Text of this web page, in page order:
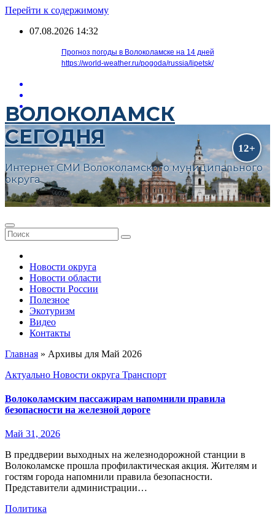
Перейти к содержимому
07.08.2026 14:32
Прогноз погоды в Волоколамске на 14 дней
https://world-weather.ru/pogoda/russia/lipetsk/
ВОЛОКОЛАМСК
СЕГОДНЯ
Интернет СМИ Волоколамского муниципального
округа
Новости округа
Новости области
Новости России
Полезное
Экотуризм
Видео
Контакты
Главная » Архивы для Май 2026
Актуально Новости округа Транспорт
Волоколамским пассажирам напомнили правила
безопасности на железной дороге
Май 31, 2026
В преддверии выходных на железнодорожной станции в
Волоколамске прошла профилактическая акция. Жителям и
гостям города напомнили правила безопасности.
Представители администрации…
Политика